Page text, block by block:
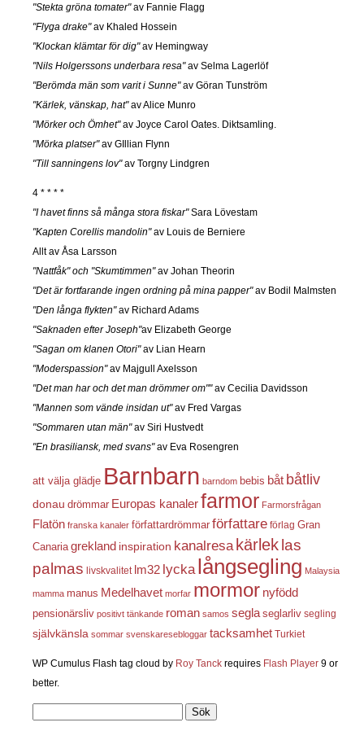
"Stekta gröna tomater"av Fannie Flagg
"Flyga drake"av Khaled Hossein
"Klockan klämtar för dig"av Hemingway
"Nils Holgerssons underbara resa"av Selma Lagerlöf
"Berömda män som varit i Sunne"av Göran Tunström
"Kärlek, vänskap, hat"av Alice Munro
"Mörker och Ömhet"av Joyce Carol Oates. Diktsamling.
"Mörka platser"av GIllian Flynn
"Till sanningens lov"av Torgny Lindgren
4 * * * *
"I havet finns så många stora fiskar"Sara Lövestam
"Kapten Corellis mandolin"av Louis de Berniere
Allt av Åsa Larsson
"Nattfåk" och "Skumtimmen"av Johan Theorin
"Det är fortfarande ingen ordning på mina papper"av Bodil Malmsten
"Den långa flykten"av Richard Adams
"Saknaden efter Joseph"av Elizabeth George
"Sagan om klanen Otori"av Lian Hearn
"Moderspassion"av Majgull Axelsson
"Det man har och det man drömmer om""av Cecilia Davidsson
"Mannen som vände insidan ut"av Fred Vargas
"Sommaren utan män"av Siri Hustvedt
"En brasiliansk, med svans"av Eva Rosengren
att välja glädje Barnbarn barndom bebis båt båtliv
donau drömmar Europas kanalerfarmor Farmorsfrågan
Flatön franska kanaler författardrömmar författare förlag Gran
Canaria grekland inspiration kanalresa kärleklas
palmas livskvalitet lm32 lycka långsegling Malaysia
mamma manus Medelhavet morfar mormor nyfödd
pensionärsliv positivt tänkande roman samos segla seglarliv segling
självkänsla sommar svenskaresebloggar tacksamhet Turkiet
WP Cumulus Flash tag cloud by Roy Tanck requires Flash Player 9 or
better.